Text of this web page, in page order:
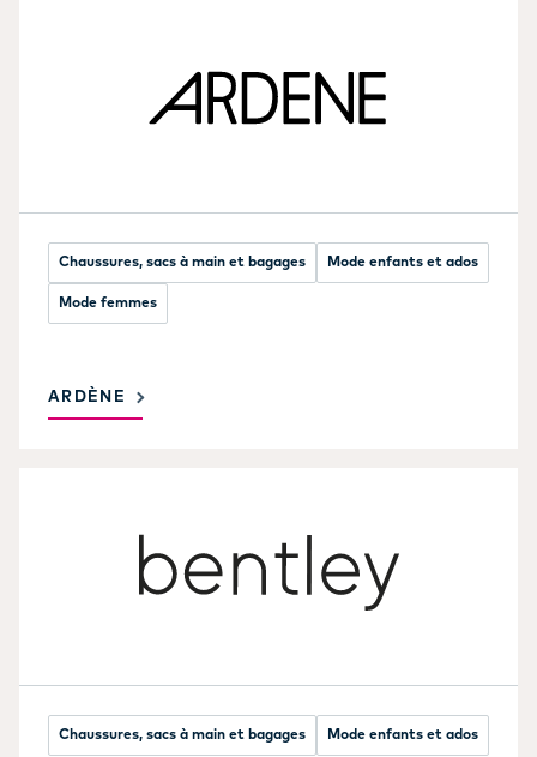
Chaussures, sacs à main et bagages Mode enfants et ados
Mode femmes
ARDÈNE
Chaussures, sacs à main et bagages Mode enfants et ados